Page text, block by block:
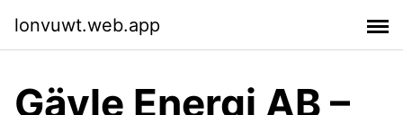
lonvuwt.web.app
Gävle Energi AB –